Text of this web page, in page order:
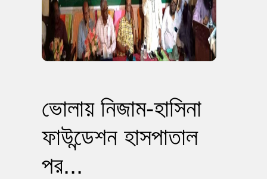
ভোলায় নিজাম-হাসিনা
ফাউন্ডেশন হাসপাতাল
পর...